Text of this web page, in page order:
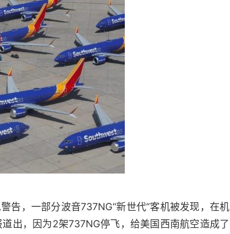
告，一部分波音737NG“新世代”客机被发现，在机
出，因为2架737NG停飞，给美国西南航空造成了